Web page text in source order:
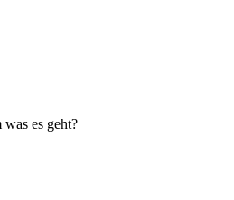
es geht?